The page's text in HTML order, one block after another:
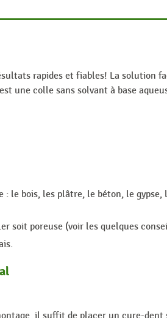
rapides et fiables! La solution
colle sans solvant à base
bois, les plâtre, le béton, le gypse,
soit poreuse (voir les quelques